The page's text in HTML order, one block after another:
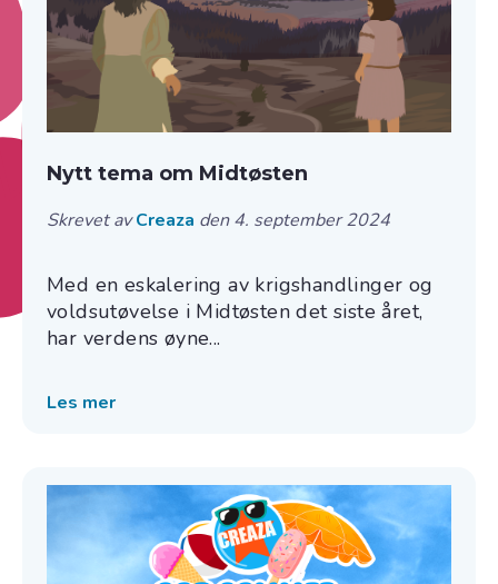
Nytt tema om Midtøsten
Skrevet avCreaza den 4. september 2024
Med en eskalering av krigshandlinger og
voldsutøvelse i Midtøsten det siste året,
har verdens øyne...
Les mer